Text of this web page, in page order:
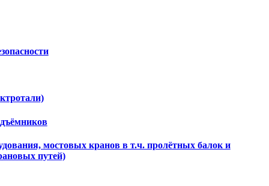
мостовых кранов в т.ч. пролётных балок и
путей)